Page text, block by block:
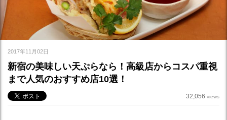
2017年11月02日
新宿の美味しい天ぷらなら！高級店からコスパ重視
まで人気のおすすめ店10選！
32,056 views